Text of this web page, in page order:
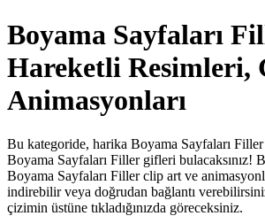
Boyama Sayfaları
Hareketli
Animasyonları
Bu kategoride, harika Boyama Sayfaları
Boyama Sayfaları Filler gifleri bulacaksınız!
Boyama Sayfaları Filler clip art ve
indirebilir veya doğrudan bağlantı
çizimin üstüne tıkladığınızda göreceksiniz.